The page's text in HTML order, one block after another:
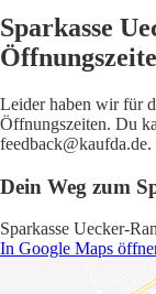
Sparkasse
Leider haben wir für
Öffnungszeiten. Du
feedback@kaufda.de.
Dein Weg zum
Sparkasse Uecker-
In Google Maps